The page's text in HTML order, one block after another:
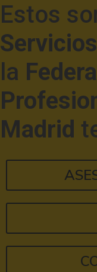
Estos
Servicios
la
Madrid